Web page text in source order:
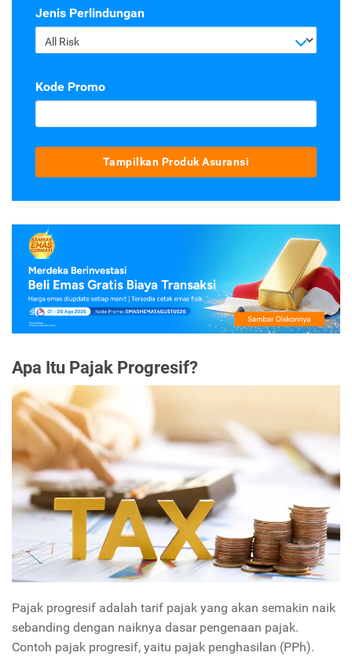
Jenis Perlindungan
All Risk
Kode Promo
Tampilkan Produk Asuransi
Apa Itu Pajak Progresif?
Pajak progresif adalah tarif pajak yang akan semakin naik
sebanding dengan naiknya dasar pengenaan pajak.
Contoh pajak progresif, yaitu pajak penghasilan (PPh).